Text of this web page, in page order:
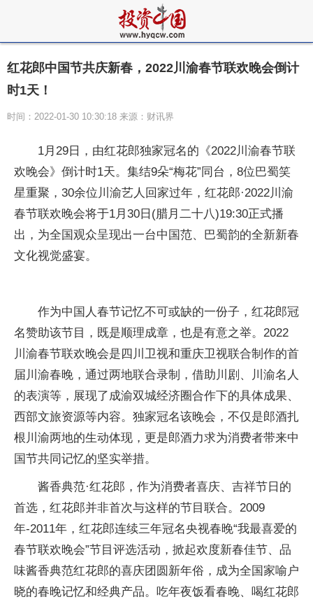
红花郎中国节共庆新春，2022川渝春节联欢晚会倒计
时1天！
时间：2022-01-30 10:30:18 来源：财讯界
1月29日，由红花郎独家冠名的《2022川渝春节联
欢晚会》倒计时1天。集结9朵“梅花”同台，8位巴蜀笑
星重聚，30余位川渝艺人回家过年，红花郎·2022川渝
春节联欢晚会将于1月30日(腊月二十八)19:30正式播
出，为全国观众呈现出一台中国范、巴蜀韵的全新新春
文化视觉盛宴。
作为中国人春节记忆不可或缺的一份子，红花郎冠
名赞助该节目，既是顺理成章，也是有意之举。2022
川渝春节联欢晚会是四川卫视和重庆卫视联合制作的首
届川渝春晚，通过两地联合录制，借助川剧、川渝名人
的表演等，展现了成渝双城经济圈合作下的具体成果、
西部文旅资源等内容。独家冠名该晚会，不仅是郎酒扎
根川渝两地的生动体现，更是郎酒力求为消费者带来中
国节共同记忆的坚实举措。
酱香典范·红花郎，作为消费者喜庆、吉祥节日的
首选，红花郎并非首次与这样的节目联合。2009
年-2011年，红花郎连续三年冠名央视春晚“我最喜爱的
春节联欢晚会”节目评选活动，掀起欢度新春佳节、品
味酱香典范红花郎的喜庆团圆新年俗，成为全国家喻户
晓的春晚记忆和经典产品。吃年夜饭看春晚、喝红花郎